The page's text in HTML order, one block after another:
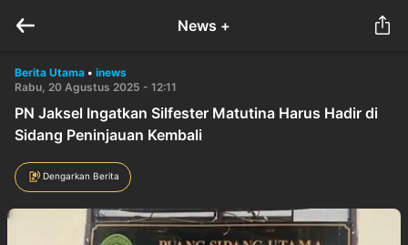
News +
Berita Utama • inews
Rabu, 20 Agustus 2025 - 12:11
PN Jaksel Ingatkan Silfester Matutina Harus Hadir di
Sidang Peninjauan Kembali
Dengarkan Berita